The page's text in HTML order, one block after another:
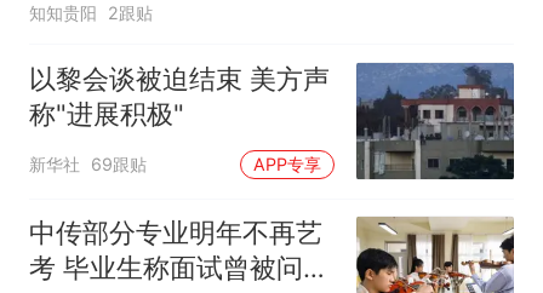
知知贵阳 2跟贴
以黎会谈被迫结束 美方声
称"进展积极"
新华社 69跟贴 APP专享
中传部分专业明年不再艺
考 毕业生称面试曾被问